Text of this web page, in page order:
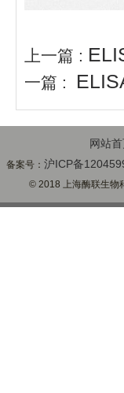
上一篇 :
一篇 :
网站
备案号：沪ICP备
© 2018 上海酶联生物